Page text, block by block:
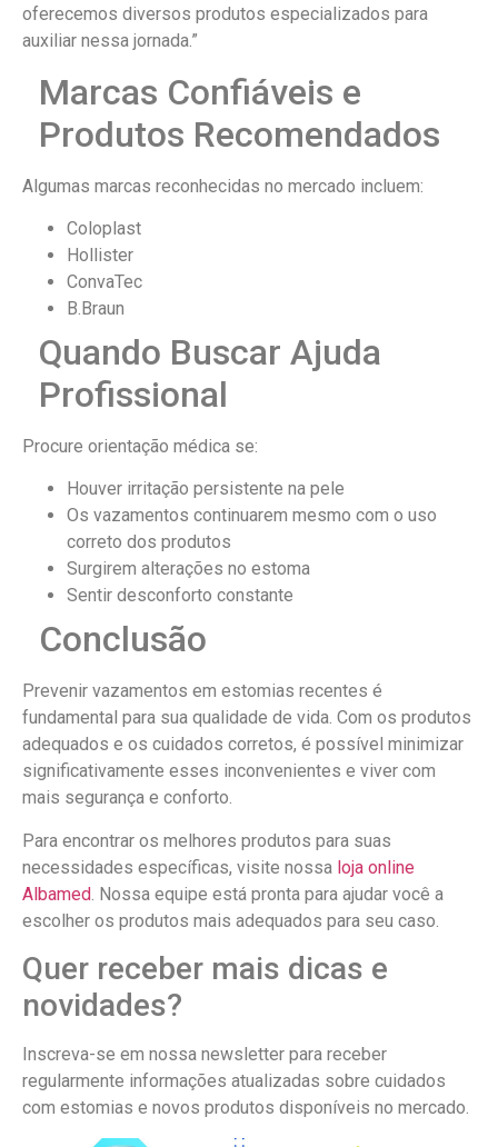
oferecemos diversos produtos especializados para
auxiliar nessa jornada.”
Marcas Confiáveis e
Produtos Recomendados
Algumas marcas reconhecidas no mercado incluem:
Coloplast
Hollister
ConvaTec
B.Braun
Quando Buscar Ajuda
Profissional
Procure orientação médica se:
Houver irritação persistente na pele
Os vazamentos continuarem mesmo com o uso
correto dos produtos
Surgirem alterações no estoma
Sentir desconforto constante
Conclusão
Prevenir vazamentos em estomias recentes é
fundamental para sua qualidade de vida. Com os produtos
adequados e os cuidados corretos, é possível minimizar
significativamente esses inconvenientes e viver com
mais segurança e conforto.
Para encontrar os melhores produtos para suas
necessidades específicas, visite nossa loja online
Albamed . Nossa equipe está pronta para ajudar você a
escolher os produtos mais adequados para seu caso.
Quer receber mais dicas e
novidades?
Inscreva-se em nossa newsletter para receber
regularmente informações atualizadas sobre cuidados
com estomias e novos produtos disponíveis no mercado.